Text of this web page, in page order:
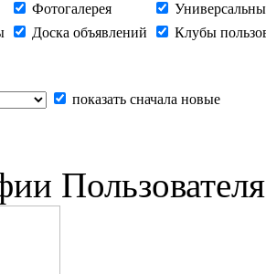
Фотогалерея
Доска объявлений Клубы
показать сначала новые
Пользователя